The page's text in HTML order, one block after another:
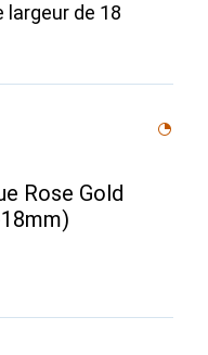
de 18
Rose Gold